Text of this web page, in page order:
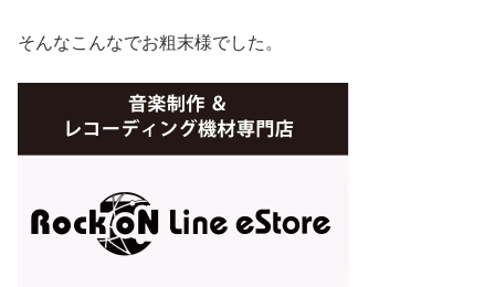
そんなこんなでお粗末様でした。